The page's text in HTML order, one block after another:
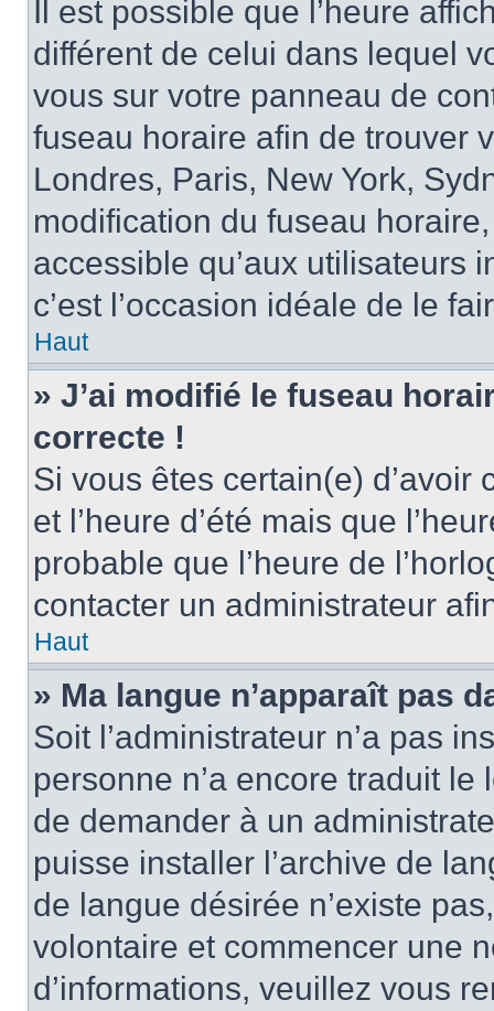
Il est possible que l’heure
différent de celui dans lequel
vous sur votre panneau de
fuseau horaire afin de trouver
Londres, Paris, New York,
modification du fuseau
accessible qu’aux utilisateurs
c’est l’occasion idéale de le
Haut
» J’ai modifié le fuseau
correcte !
Si vous êtes certain(e)
et l’heure d’été mais que
probable que l’heure de
contacter un administrateur
Haut
» Ma langue n’apparaît pas
Soit l’administrateur n’a pas
personne n’a encore traduit
de demander à un
puisse installer l’archive de
de langue désirée n’existe
volontaire et commencer une
d’informations, veuillez vous